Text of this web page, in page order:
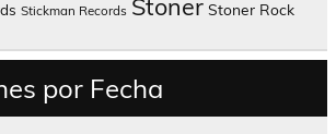
Stickman Records Stoner Stoner Rock
por Fecha